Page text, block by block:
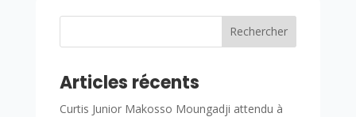
Rechercher
Articles récents
Curtis Junior Makosso Moungadji attendu à